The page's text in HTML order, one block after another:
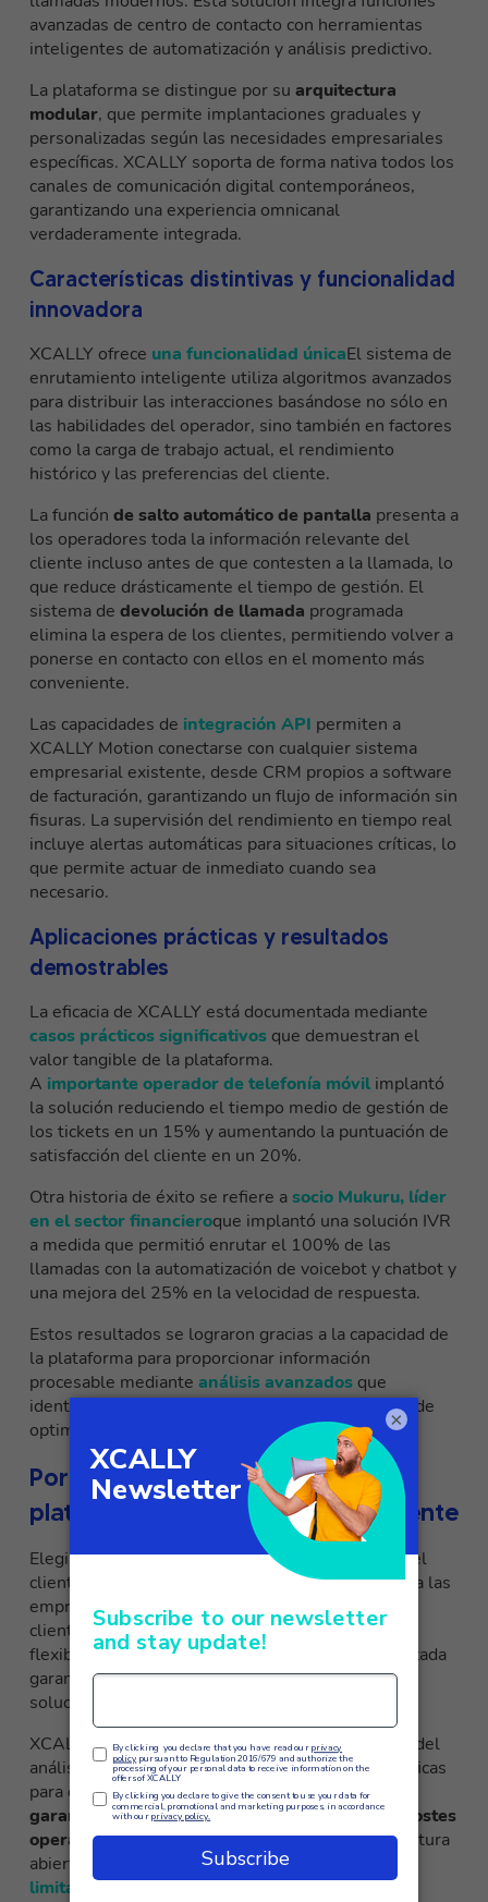
avanzadas de centro de contacto con herramientas
inteligentes de automatización y análisis predictivo.
La plataforma se distingue por su arquitectura
modular, que permite implantaciones graduales y
personalizadas según las necesidades empresariales
específicas. XCALLY soporta de forma nativa todos los
canales de comunicación digital contemporáneos,
garantizando una experiencia omnicanal
verdaderamente integrada.
Características distintivas y funcionalidad
innovadora
XCALLY ofrece una funcionalidad únicaEl sistema de
enrutamiento inteligente utiliza algoritmos avanzados
para distribuir las interacciones basándose no sólo en
las habilidades del operador, sino también en factores
como la carga de trabajo actual, el rendimiento
histórico y las preferencias del cliente.
La función de salto automático de pantalla presenta a
los operadores toda la información relevante del
cliente incluso antes de que contesten a la llamada, lo
que reduce drásticamente el tiempo de gestión. El
sistema de devolución de llamada programada
elimina la espera de los clientes, permitiendo volver a
ponerse en contacto con ellos en el momento más
conveniente.
Las capacidades de integración API permiten a
XCALLY Motion conectarse con cualquier sistema
empresarial existente, desde CRM propios a software
de facturación, garantizando un flujo de información sin
fisuras. La supervisión del rendimiento en tiempo real
incluye alertas automáticas para situaciones críticas, lo
que permite actuar de inmediato cuando sea
necesario.
Aplicaciones prácticas y resultados
demostrables
La eficacia de XCALLY está documentada mediante
casos prácticos significativos que demuestran el
valor tangible de la plataforma.
A importante operador de telefonía móvilimplantó
la solución reduciendo el tiempo medio de gestión de
los tickets en un 15% y aumentando la puntuación de
satisfacción del cliente en un 20%.
Otra historia de éxito se refiere asocio Mukuru, líder
en el sector financieroque implantó una solución IVR
a medida que permitió enrutar el 100% de las
llamadas con la automatización de voicebot y chatbot y
una mejora del 25% en la velocidad de respuesta.
Estos resultados se lograron gracias a la capacidad de
la plataforma para proporcionar información
procesable mediante análisis avanzados que
identifican patrones recurrentes y oportunidades de
optimización.
Por qué elegir XCALLY como
plataforma de experiencia del cliente
Elegir XCALLY como plataforma de experiencia del
cliente representa
una inversión estratégicapara las
empresas que quieren destacar en la atención al
cliente. La combinación de tecnología innovadora,
flexibilidad de implantación y asistencia especializada
garantiza unos resultados superiores a los de las
soluciones tradicionales.
XCALLY ofrece unenfoque consultivoque parte del
análisis de las necesidades empresariales específicas
para diseñar soluciones a medida. La plataforma
garantiza una escalabilidad inmediata y unos costes
operativos optimizados, mientras que la arquitectura
abierta permite
futuras integraciones sin
limitaciones tecnológicas.
×